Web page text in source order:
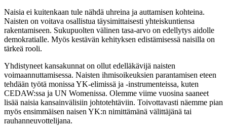
Naisia ei kuitenkaan tule nähdä uhreina ja auttamisen kohteina.
Naisten on voitava osallistua täysimittaisesti yhteiskuntiensa
rakentamiseen. Sukupuolten välinen tasa-arvo on edellytys aidolle
demokratialle. Myös kestävän kehityksen edistämisessä naisilla on
tärkeä rooli.
Yhdistyneet kansakunnat on ollut edelläkävijä naisten
voimaannuttamisessa. Naisten ihmisoikeuksien parantamisen eteen
tehdään työtä monissa YK-elimissä ja -instrumenteissa, kuten
CEDAW:ssa ja UN Womenissa. Olemme viime vuosina saaneet
lisää naisia kansainvälisiin johtotehtäviin. Toivottavasti näemme pian
myös ensimmäisen naisen YK:n nimittämänä välittäjänä tai
rauhanneuvottelijana.